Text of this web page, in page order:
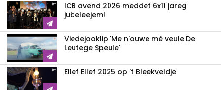
ICB avend 2026 meddet 6x11 jareg
jubeleejem!
Viedejooklip 'Me n'ouwe mè veule De
Leutege Speule'
Ellef Ellef 2025 op 't Bleekveldje